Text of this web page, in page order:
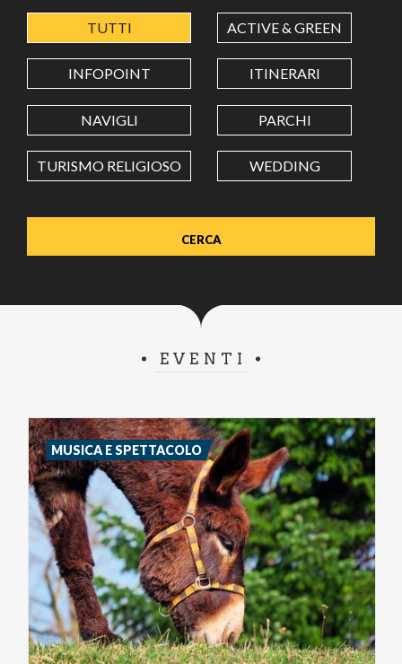
LATITUDINE
LONGITUDINE
Value in decimal degrees. Use dot (.) as decimal separator.
TUTTI ACTIVE & GREEN
INFOPOINT ITINERARI
NAVIGLI PARCHI
TURISMO RELIGIOSO WEDDING
EVENTI
MUSICA E SPETTACOLO